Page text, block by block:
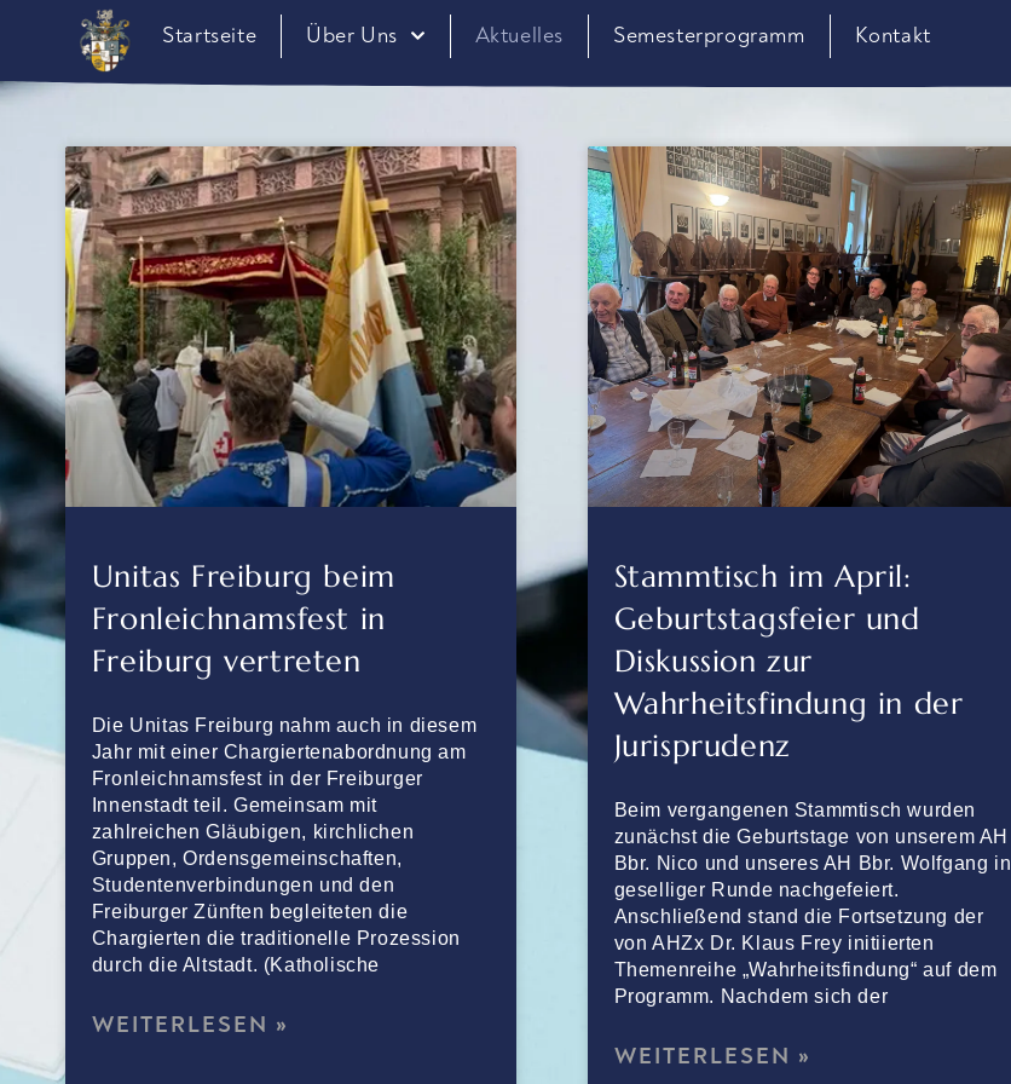
Startseite Über Uns Aktuelles Semesterprogramm Kontakt
Unitas Freiburg beim
Fronleichnamsfest in
Freiburg vertreten
Die Unitas Freiburg nahm auch in diesem
Jahr mit einer Chargiertenabordnung am
Fronleichnamsfest in der Freiburger
Innenstadt teil. Gemeinsam mit
zahlreichen Gläubigen, kirchlichen
Gruppen, Ordensgemeinschaften,
Studentenverbindungen und den
Freiburger Zünften begleiteten die
Chargierten die traditionelle Prozession
durch die Altstadt. (Katholische
WEITERLESEN »
Stammtisch im April:
Geburtstagsfeier und
Diskussion zur
Wahrheitsfindung in der
Jurisprudenz
Beim vergangenen Stammtisch wurden
zunächst die Geburtstage von unserem AH
Bbr. Nico und unseres AH Bbr. Wolfgang in
geselliger Runde nachgefeiert.
Anschließend stand die Fortsetzung der
von AHZx Dr. Klaus Frey initiierten
Themenreihe „Wahrheitsfindung“ auf dem
Programm. Nachdem sich der
WEITERLESEN »